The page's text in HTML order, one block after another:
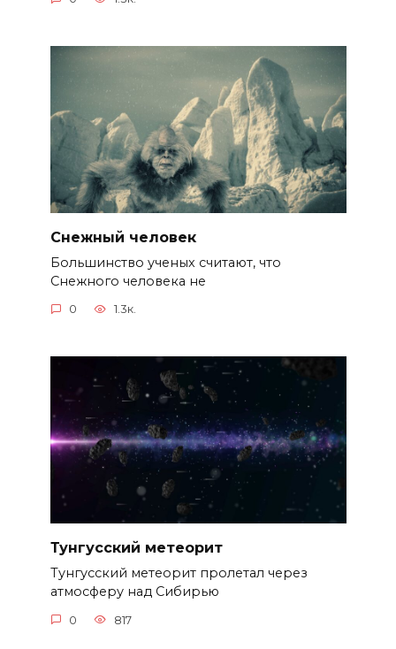
Снежный человек
Большинство ученых считают, что
Снежного человека не
0 1.3к.
Тунгусский метеорит
Тунгусский метеорит пролетал через
атмосферу над Сибирью
0 817